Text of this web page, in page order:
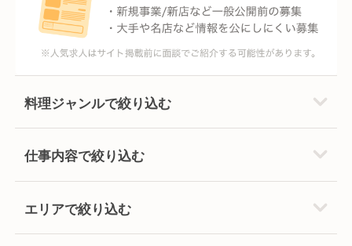
料理ジャンルで絞り込む
仕事内容で絞り込む
エリアで絞り込む